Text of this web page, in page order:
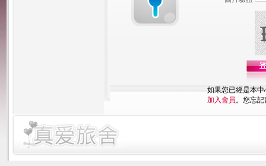
如果您已經是本
加入會員。您忘